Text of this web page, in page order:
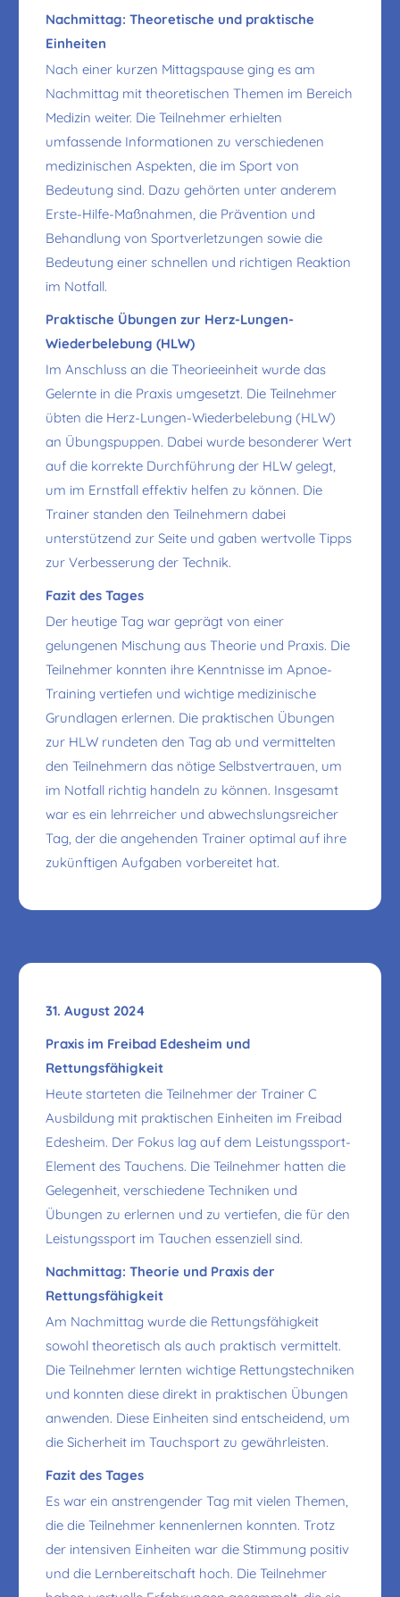
Nachmittag: Theoretische und praktische
Einheiten
Nach einer kurzen Mittagspause ging es am
Nachmittag mit theoretischen Themen im Bereich
Medizin weiter. Die Teilnehmer erhielten
umfassende Informationen zu verschiedenen
medizinischen Aspekten, die im Sport von
Bedeutung sind. Dazu gehörten unter anderem
Erste-Hilfe-Maßnahmen, die Prävention und
Behandlung von Sportverletzungen sowie die
Bedeutung einer schnellen und richtigen Reaktion
im Notfall.
Praktische Übungen zur Herz-Lungen-
Wiederbelebung (HLW)
Im Anschluss an die Theorieeinheit wurde das
Gelernte in die Praxis umgesetzt. Die Teilnehmer
übten die Herz-Lungen-Wiederbelebung (HLW)
an Übungspuppen. Dabei wurde besonderer Wert
auf die korrekte Durchführung der HLW gelegt,
um im Ernstfall effektiv helfen zu können. Die
Trainer standen den Teilnehmern dabei
unterstützend zur Seite und gaben wertvolle Tipps
zur Verbesserung der Technik.
Fazit des Tages
Der heutige Tag war geprägt von einer
gelungenen Mischung aus Theorie und Praxis. Die
Teilnehmer konnten ihre Kenntnisse im Apnoe-
Training vertiefen und wichtige medizinische
Grundlagen erlernen. Die praktischen Übungen
zur HLW rundeten den Tag ab und vermittelten
den Teilnehmern das nötige Selbstvertrauen, um
im Notfall richtig handeln zu können. Insgesamt
war es ein lehrreicher und abwechslungsreicher
Tag, der die angehenden Trainer optimal auf ihre
zukünftigen Aufgaben vorbereitet hat.
31. August 2024
Praxis im Freibad Edesheim und
Rettungsfähigkeit
Heute starteten die Teilnehmer der Trainer C
Ausbildung mit praktischen Einheiten im Freibad
Edesheim. Der Fokus lag auf dem Leistungssport-
Element des Tauchens. Die Teilnehmer hatten die
Gelegenheit, verschiedene Techniken und
Übungen zu erlernen und zu vertiefen, die für den
Leistungssport im Tauchen essenziell sind.
Nachmittag: Theorie und Praxis der
Rettungsfähigkeit
Am Nachmittag wurde die Rettungsfähigkeit
sowohl theoretisch als auch praktisch vermittelt.
Die Teilnehmer lernten wichtige Rettungstechniken
und konnten diese direkt in praktischen Übungen
anwenden. Diese Einheiten sind entscheidend, um
die Sicherheit im Tauchsport zu gewährleisten.
Fazit des Tages
Es war ein anstrengender Tag mit vielen Themen,
die die Teilnehmer kennenlernen konnten. Trotz
der intensiven Einheiten war die Stimmung positiv
und die Lernbereitschaft hoch. Die Teilnehmer